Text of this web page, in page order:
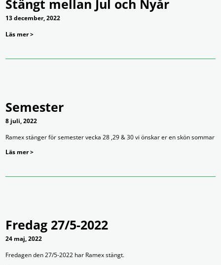
Stängt mellan Jul och Nyår
13 december, 2022
Läs mer >
Semester
8 juli, 2022
Ramex stänger för semester vecka 28 ,29 & 30 vi önskar er en skön sommar
Läs mer >
Fredag 27/5-2022
24 maj, 2022
Fredagen den 27/5-2022 har Ramex stängt.